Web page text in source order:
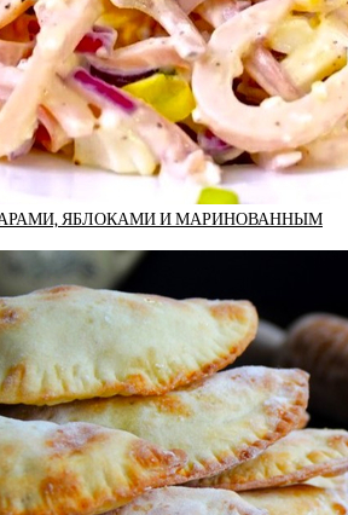
ЯБЛОКАМИ И МАРИНОВАННЫМ